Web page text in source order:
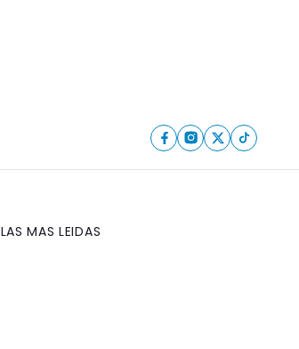
LAS MAS LEIDAS